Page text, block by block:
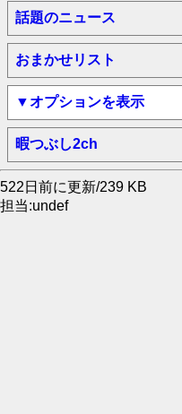
話題のニュース
おまかせリスト
▼オプションを表示
暇つぶし2ch
522日前に更新/239 KB
担当:undef